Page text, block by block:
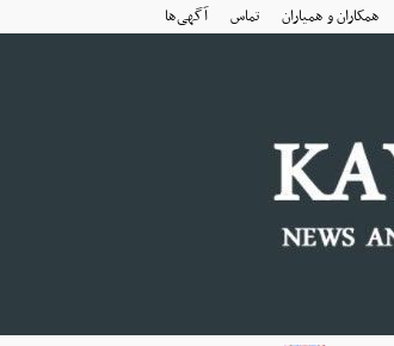
همکاران و همیاران تماس آگهی‌ها